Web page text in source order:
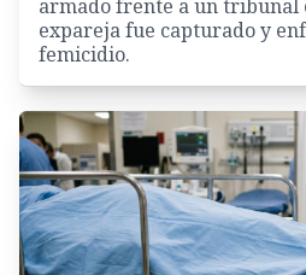
armado frente a un tribunal
expareja fue capturado y
femicidio.